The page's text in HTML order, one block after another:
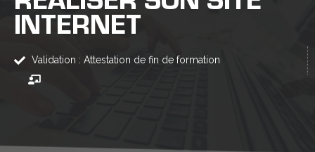
INTERNET
Validation : Attestation de fin de formation